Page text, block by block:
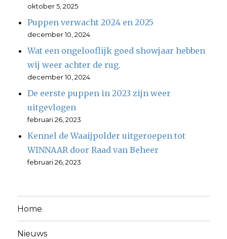
oktober 5, 2025
Puppen verwacht 2024 en 2025
december 10, 2024
Wat een ongelooflijk goed showjaar hebben
wij weer achter de rug.
december 10, 2024
De eerste puppen in 2023 zijn weer
uitgevlogen
februari 26, 2023
Kennel de Waaijpolder uitgeroepen tot
WINNAAR door Raad van Beheer
februari 26, 2023
Home
Nieuws